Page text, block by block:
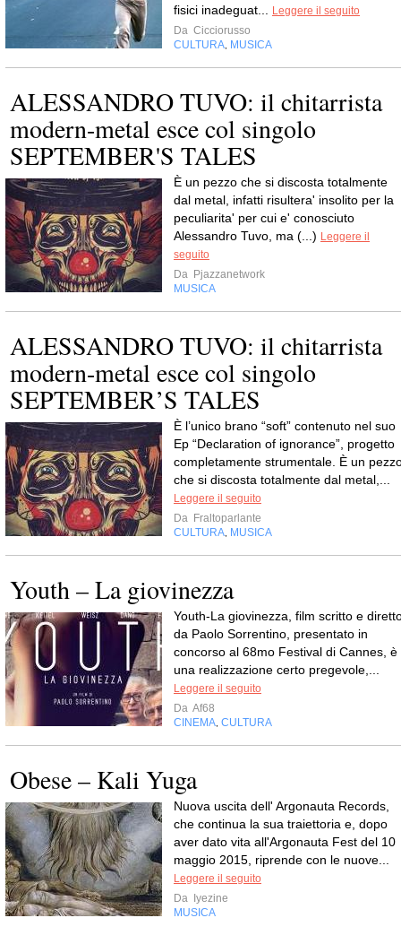
fisici inadeguat...
Leggere il seguito
Da Cicciorusso
CULTURA MUSICA
ALESSANDRO TUVO: il chitarrista
modern-metal esce col singolo
SEPTEMBER'S TALES
È un pezzo che si discosta totalmente
dal metal, infatti risultera' insolito per la
peculiarita' per cui e' conosciuto
Alessandro Tuvo, ma (...) Leggere il
seguito
Da Pjazzanetwork
MUSICA
ALESSANDRO TUVO: il chitarrista
modern-metal esce col singolo
SEPTEMBER’S TALES
È l’unico brano “soft” contenuto nel suo
Ep “Declaration of ignorance”, progetto
completamente strumentale. È un
che si discosta totalmente dal metal,...
Leggere il seguito
Da Fraltoparlante
CULTURA MUSICA
Youth – La giovinezza
Youth-La giovinezza, film scritto e
da Paolo Sorrentino, presentato in
concorso al 68mo Festival di Cannes, è
una realizzazione certo pregevole,...
Leggere il seguito
Da Af68
CINEMA CULTURA
Obese – Kali Yuga
Nuova uscita dell' Argonauta Records,
che continua la sua traiettoria e, dopo
aver dato vita all'Argonauta Fest del 10
maggio 2015, riprende con le nuove...
Leggere il seguito
Da
Iyezine
MUSICA